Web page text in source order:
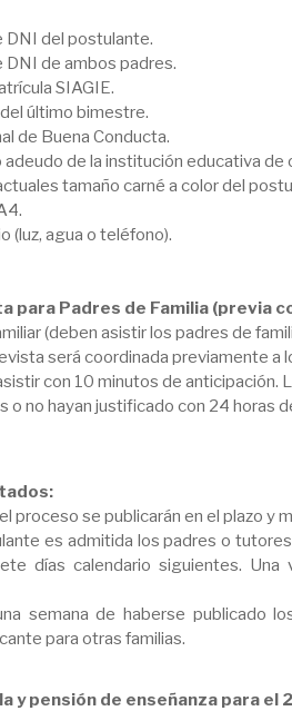
DNI del postulante.
de ambos padres.
SIAGIE.
último bimestre.
de Buena Conducta.
adeudo de la institución educativa de
tamaño carné a color del
(luz, agua o teléfono).
para Padres de Familia (previa
(deben asistir los padres de
será coordinada previamente a
con 10 minutos de
o no hayan justificado con 24 horas
proceso se publicarán en el plazo y
es admitida los padres o
días calendario siguientes.
semana de haberse publicado
para otras familias.
y pensión de enseñanza para el